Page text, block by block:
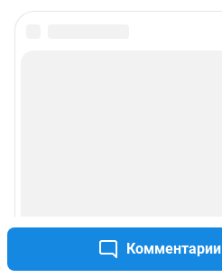
Комментарии